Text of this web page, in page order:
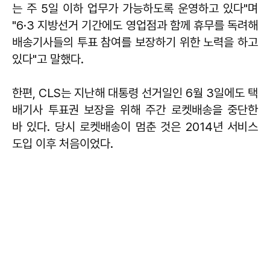
는 주 5일 이하 업무가 가능하도록 운영하고 있다"며
"6·3 지방선거 기간에도 영업점과 함께 휴무를 독려해
배송기사들의 투표 참여를 보장하기 위한 노력을 하고
있다"고 말했다.
한편, CLS는 지난해 대통령 선거일인 6월 3일에도 택
배기사 투표권 보장을 위해 주간 로켓배송을 중단한
바 있다. 당시 로켓배송이 멈춘 것은 2014년 서비스
도입 이후 처음이었다.